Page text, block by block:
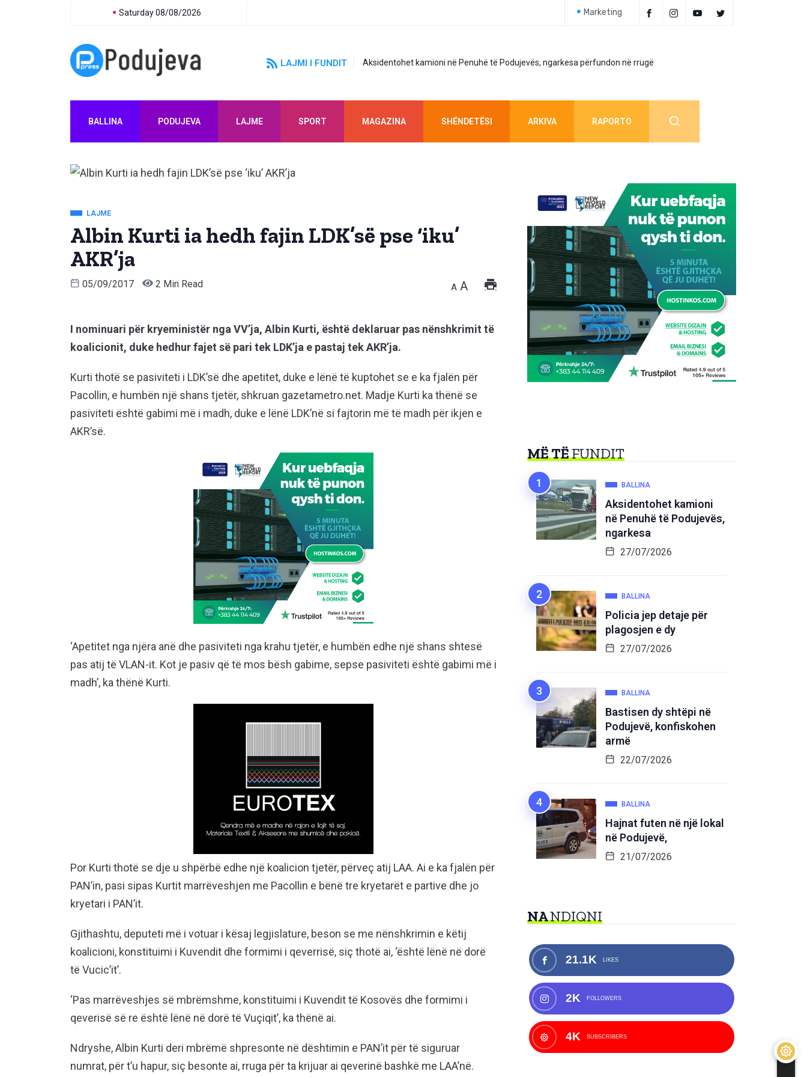
Saturday 08/08/2026 Marketing
LAJMI I FUNDIT Aksidentohet kamioni në Penuhë të Podujevës, ngarkesa përfundon në rrugë
BALLINA PODUJEVA LAJME SPORT MAGAZINA SHËNDETËSI ARKIVA RAPORTO
LAJME
Albin Kurti ia hedh fajin LDK’së pse ‘iku’
AKR’ja
05/09/2017 2 Min Read A A
I nominuari për kryeministër nga VV’ja, Albin Kurti, është deklaruar pas nënshkrimit të
koalicionit, duke hedhur fajet së pari tek LDK’ja e pastaj tek AKR’ja.
Kurti thotë se pasiviteti i LDK’së dhe apetitet, duke e lënë të kuptohet se e ka fjalën për
Pacollin, e humbën një shans tjetër, shkruan gazetametro.net. Madje Kurti ka thënë se
pasiviteti është gabimi më i madh, duke e lënë LDK’në si fajtorin më të madh për ikjen e
AKR’së.
‘Apetitet nga njëra anë dhe pasiviteti nga krahu tjetër, e humbën edhe një shans shtesë
pas atij të VLAN-it. Kot je pasiv që të mos bësh gabime, sepse pasiviteti është gabimi më i
madh’, ka thënë Kurti.
Por Kurti thotë se dje u shpërbë edhe një koalicion tjetër, përveç atij LAA. Ai e ka fjalën për
PAN’in, pasi sipas Kurtit marrëveshjen me Pacollin e bënë tre kryetarët e partive dhe jo
kryetari i PAN’it.
Gjithashtu, deputeti më i votuar i kësaj legjislature, beson se me nënshkrimin e këtij
koalicioni, konstituimi i Kuvendit dhe formimi i qeverrisë, siç thotë ai, ‘është lënë në dorë
të Vucic’it’.
‘Pas marrëveshjes së mbrëmshme, konstituimi i Kuvendit të Kosovës dhe formimi i
qeverisë së re është lënë në dorë të Vuçiqit’, ka thënë ai.
Ndryshe, Albin Kurti deri mbrëmë shpresonte në dështimin e PAN’it për të siguruar
numrat, për t’u hapur, siç besonte ai, rruga për ta krijuar ai qeverinë bashkë me LAA’në.
MË TËFUNDIT
BALLINA
Aksidentohet kamioni
në Penuhë të Podujevës,
ngarkesa
27/07/2026
BALLINA
Policia jep detaje për
plagosjen e dy
27/07/2026
BALLINA
Bastisen dy shtëpi në
Podujevë, konfiskohen
armë
22/07/2026
BALLINA
Hajnat futen në një lokal
në Podujevë,
21/07/2026
NANDIQNI
21.1K LIKES
2K FOLLOWERS
4K SUBSCRIBERS